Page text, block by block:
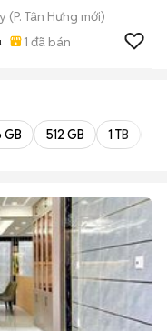
(P. Tân Hưng mới)
1 đã bán
GB 512 GB 1 TB